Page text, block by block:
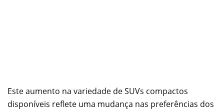
Este aumento na variedade de SUVs compactos
disponíveis reflete uma mudança nas preferências dos